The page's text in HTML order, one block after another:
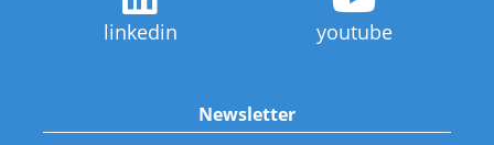
linkedin youtube
Newsletter